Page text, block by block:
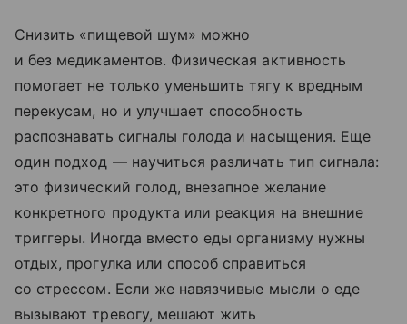
Снизить «пищевой шум» можно
и без медикаментов. Физическая активность
помогает не только уменьшить тягу к вредным
перекусам, но и улучшает способность
распознавать сигналы голода и насыщения. Еще
один подход — научиться различать тип сигнала:
это физический голод, внезапное желание
конкретного продукта или реакция на внешние
триггеры. Иногда вместо еды организму нужны
отдых, прогулка или способ справиться
со стрессом. Если же навязчивые мысли о еде
вызывают тревогу, мешают жить